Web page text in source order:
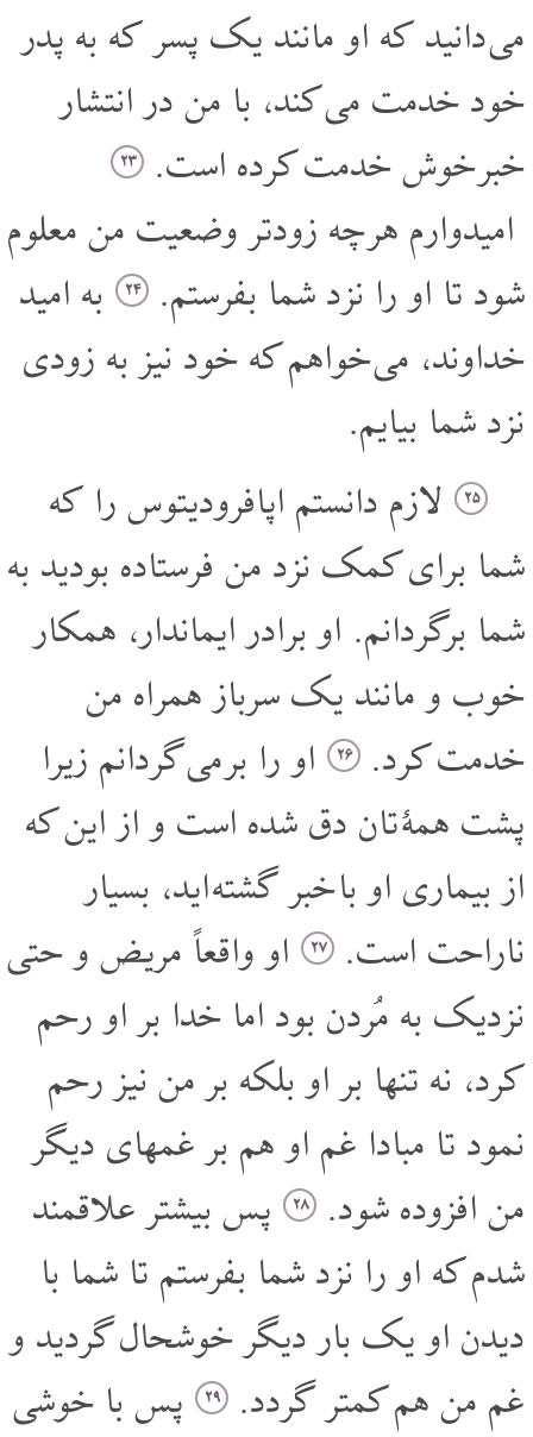
می دانید که او مانند یک پسر که به پدر
خود خدمت می کند، با من در انتشار
خبر خوش خدمت کرده است.
۲۳
امیدوارم هر چه زودتر وضعیت من معلوم
شود تا او را نزد شما بفرستم.
۲۴ به امید
خداوند، می خواهم که خود نیز به زودی
نزد شما بیایم.
۲۵ لازم دانستم اپافرودیتوس را که
شما برای کمک نزد من فرستاده بودید به
شما برگردانم. او برادر ایماندار، همکار
خوب و مانند یک سرباز همراه من
خدمت کرد.
۲۶ او را بر می گردانم زیرا
پشت همۀ تان دق شده است و از این که
از بیماری او با خبر گشته اید، بسیار
ناراحت است.
۲۷ او واقعاً مریض و حتی
نزدیک به مُردن بود اما خدا بر او رحم
کرد، نه تنها بر او بلکه بر من نیز رحم
نمود تا مبادا غم او هم بر غمهای دیگر
من افزوده شود.
۲۸ پس بیشتر علاقمند
شدم که او را نزد شما بفرستم تا شما با
دیدن او یک بار دیگر خوشحال گردید و
غم من هم کمتر گردد.
۲۹ پس با خوشی